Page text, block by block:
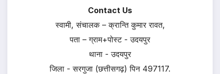
Contact Us
स्वामी, संचालक – क्रान्ति कुमार रावत,
पता – ग्राम+पोस्ट - उदयपुर
थाना - उदयपुर
जिला - सरगुजा (छत्तीसगढ़) पिन 497117.